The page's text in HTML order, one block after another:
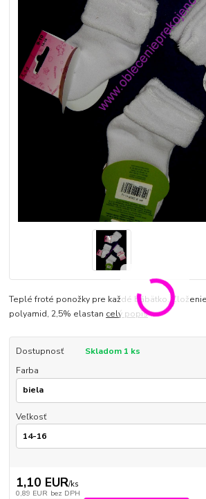
Teplé froté ponožky pre každé bábätko.
polyamid, 2,5% elastan celý popis
Dostupnosť
Skladom 1 ks
Farba
Veľkosť
1,10 EUR/ks
0,89 EUR bez DPH